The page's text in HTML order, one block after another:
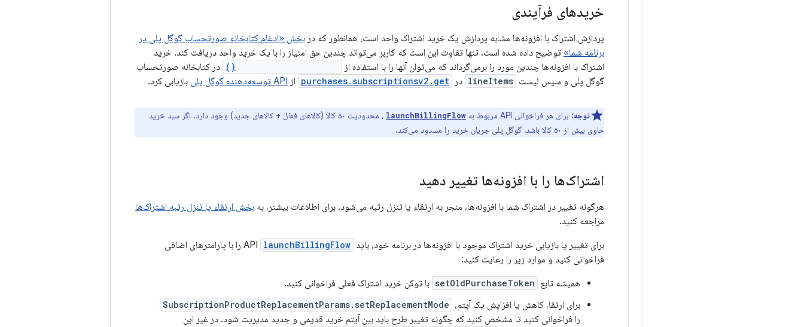
خریدهای فرآیندی
پردازش اشتراک با افزونه‌ها مشابه پردازش یک خرید اشتراک واحد است، همانطور که در بخش «ادغام کتابخانه صورتحساب گوگل پلی در
برنامه شما» توضیح داده شده است. تنها تفاوت این است که کاربر می‌تواند چندین حق امتیاز را با یک خرید واحد دریافت کند. خرید
اشتراک با افزونه‌ها چندین مورد را برمی‌گرداند که می‌توان آنها را با استفاده از
در کتابخانه صورتحساب
گوگل پلی و سپس لیست lineItems در purchases.subscriptionsv2.get از API توسعه‌دهنده گوگل پلی بازیابی کرد.
توجه: برای هر فراخوانی API مربوط به launchBillingFlow
، محدودیت ۵۰ کالا (کالاهای فعال + کالاهای جدید) وجود دارد. اگر سبد خرید
حاوی بیش از ۵۰ کالا باشد، گوگل پلی جریان خرید را مسدود می‌کند.
اشتراک‌ها را با افزونه‌ها تغییر دهید
هرگونه تغییر در اشتراک شما با افزونه‌ها، منجر به ارتقاء یا تنزل رتبه می‌شود. برای اطلاعات بیشتر، به بخش ارتقاء یا تنزل رتبه اشتراک‌ها
مراجعه کنید.
برای تغییر یا بازیابی خرید اشتراک موجود با افزونه‌ها در برنامه خود، باید API launchBillingFlow
را با پارامترهای اضافی
فراخوانی کنید و موارد زیر را رعایت کنید:
همیشه تابع setOldPurchaseToken با توکن خرید اشتراک فعلی فراخوانی کنید.
برای ارتقا، کاهش یا افزایش یک آیتم، SubscriptionProductReplacementParams.setReplacementMode
را فراخوانی کنید تا مشخص کنید که چگونه تغییر طرح باید بین آیتم خرید قدیمی و جدید مدیریت شود. در غیر این